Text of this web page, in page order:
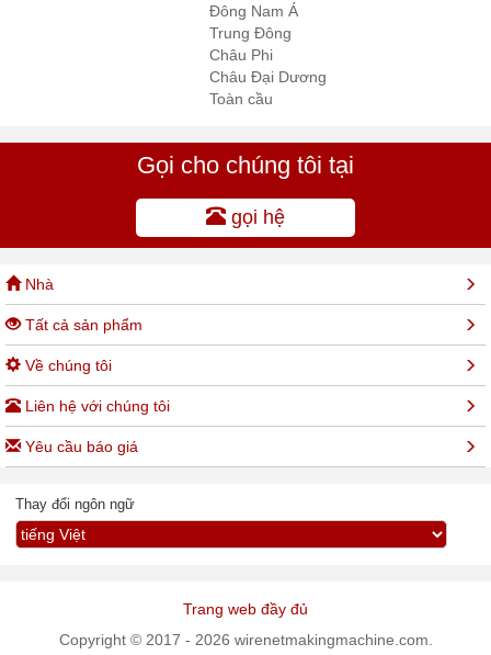
Đông Nam Á
Trung Đông
Châu Phi
Châu Đại Dương
Toàn cầu
Gọi cho chúng tôi tại
gọi hệ
Nhà
Tất cả sản phẩm
Về chúng tôi
Liên hệ với chúng tôi
Yêu cầu báo giá
Thay đổi ngôn ngữ
Trang web đầy đủ
Copyright © 2017 - 2026 wirenetmakingmachine.com.